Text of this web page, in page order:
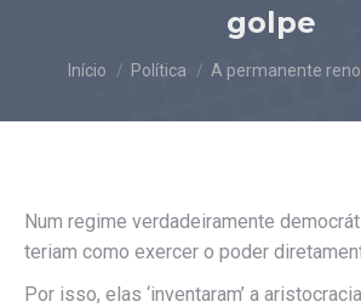
golpe
Você está aqui:
Início Política A permanente
Num regime verdadeiramente
teriam como exercer o poder
Por isso, elas ‘inventaram’ a